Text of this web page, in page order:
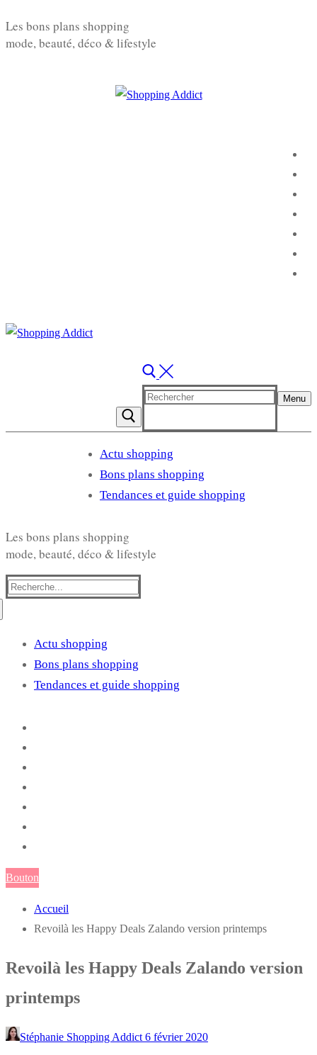
au
Les bons plans shopping
mode, beauté, déco & lifestyle
Rechercher
Menu
Actu shopping
Bons plans shopping
Tendances et guide shopping
Les bons plans shopping
mode, beauté, déco & lifestyle
Rechercher
Actu shopping
Bons plans shopping
Tendances et guide shopping
Bouton
Accueil
Revoilà les Happy Deals Zalando version printemps
Revoilà les Happy Deals Zalando version
printemps
Stéphanie Shopping Addict 6 février 2020